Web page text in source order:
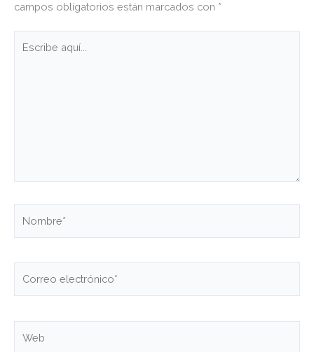
campos obligatorios están marcados con *
aquí...
electrónico*